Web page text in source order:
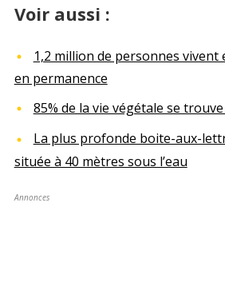
Voir aussi :
1,2 million de personnes
en permanence
85% de la vie végétale se
La plus profonde boite-aux-
située à 40 mètres sous l’eau
Annonces